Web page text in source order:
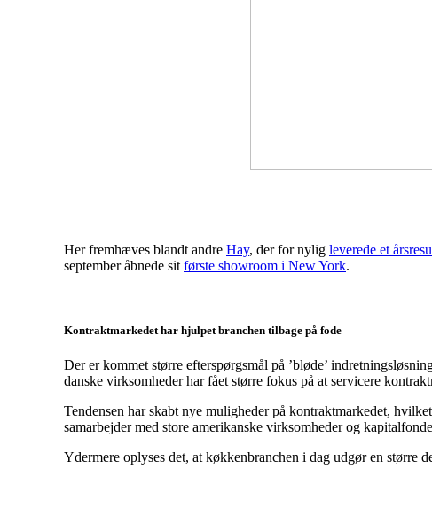
Her fremhæves blandt andre Hay, der for nylig leverede et
september åbnede sit første showroom i New York.
Kontraktmarkedet har hjulpet branchen tilbage på fode
Der er kommet større efterspørgsmål på ’bløde’
danske virksomheder har fået større fokus på at servicere
Tendensen har skabt nye muligheder på kontraktmarkedet,
samarbejder med store amerikanske virksomheder og
Ydermere oplyses det, at køkkenbranchen i dag udgør en større